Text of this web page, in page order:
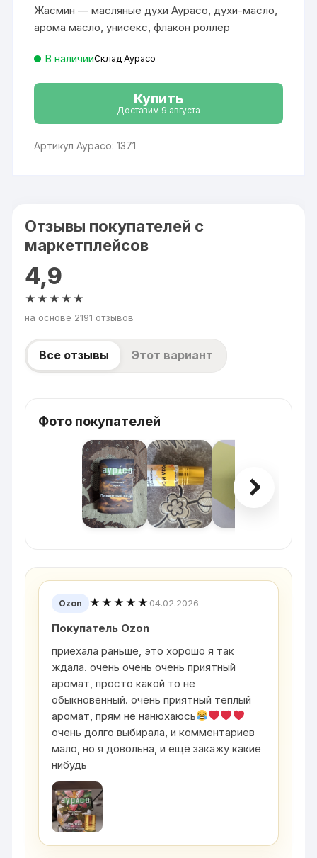
пользовате
ля
1
393 ₽.
Жасмин — масляные духи Аурасо, духи-масло,
арома масло, унисекс, флакон роллер
В наличииСклад Аурасо
Купить
Доставим 9 августа
Артикул Аурасо: 1371
Отзывы покупателей с
маркетплейсов
4,9
★★★★★
на основе 2191 отзывов
Все отзывы Этот вариант
Фото покупателей
Ozon ★★★★★ 04.02.2026
Покупатель Ozon
приехала раньше, это хорошо я так
ждала. очень очень очень приятный
аромат, просто какой то не
обыкновенный. очень приятный теплый
аромат, прям не нанюхаюсь
очень долго выбирала, и комментариев
мало, но я довольна, и ещё закажу какие
нибудь